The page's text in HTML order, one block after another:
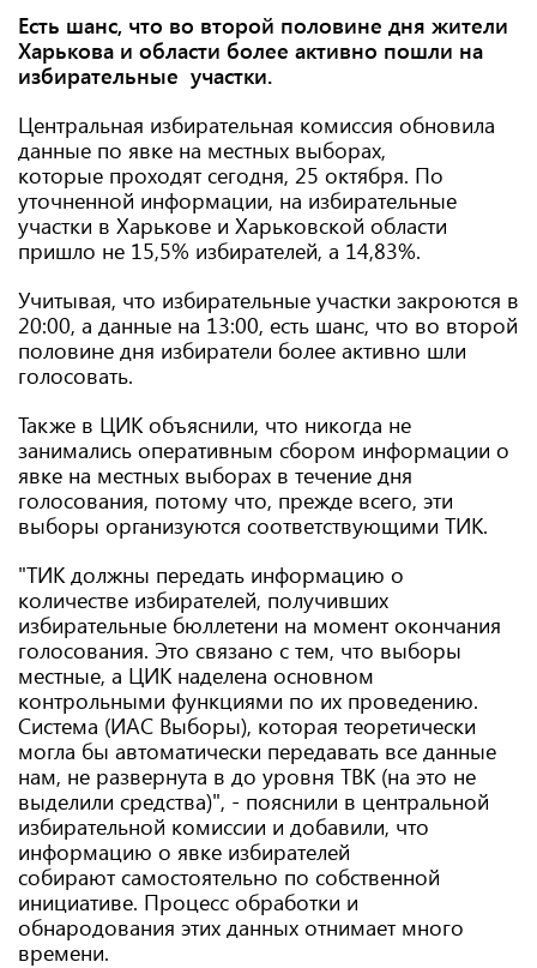
Есть шанс, что во второй половине дня жители
Харькова и области более активно пошли на
избирательные участки.
Центральная избирательная комиссия обновила
данные по явке на местных выборах,
которые проходят сегодня, 25 октября. По
уточненной информации, на избирательные
участки в Харькове и Харьковской области
пришло не 15,5% избирателей, а 14,83%.
Учитывая, что избирательные участки закроются в
20:00, а данные на 13:00, есть шанс, что во второй
половине дня избиратели более активно шли
голосовать.
Также в ЦИК объяснили, что никогда не
занимались оперативным сбором информации о
явке на местных выборах в течение дня
голосования, потому что, прежде всего, эти
выборы организуются соответствующими ТИК.
"ТИК должны передать информацию о
количестве избирателей, получивших
избирательные бюллетени на момент окончания
голосования. Это связано с тем, что выборы
местные, а ЦИК наделена основном
контрольными функциями по их проведению.
Система (ИАС Выборы), которая теоретически
могла бы автоматически передавать все данные
нам, не развернута в до уровня ТВК (на это не
выделили средства)", - пояснили в центральной
избирательной комиссии и добавили, что
информацию о явке избирателей
собирают самостоятельно по собственной
инициативе. Процесс обработки и
обнародования этих данных отнимает много
времени.